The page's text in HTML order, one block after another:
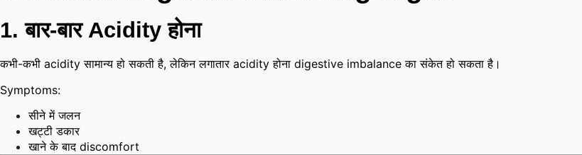
1. बार-बार Acidity होना
कभी-कभी acidity सामान्य हो सकती है, लेकिन लगातार acidity होना digestive imbalance का संकेत हो सकता है।
Symptoms:
सीने में जलन
खट्टी डकार
खाने के बाद discomfort